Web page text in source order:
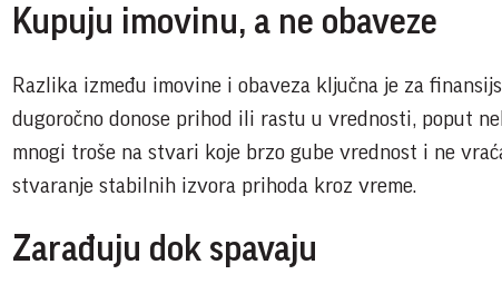
Kupuju imovinu, a ne obaveze
Razlika između imovine i obaveza ključna je za
dugoročno donose prihod ili rastu u vrednosti, poput
mnogi troše na stvari koje brzo gube vrednost i ne
stvaranje stabilnih izvora prihoda kroz vreme.
Zarađuju dok spavaju